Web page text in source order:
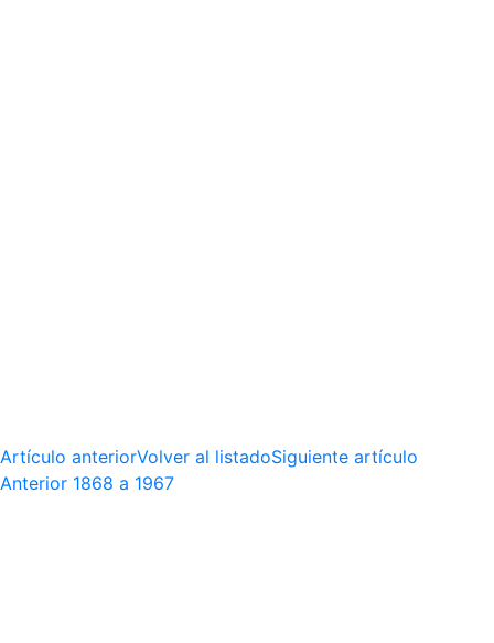
Artículo anteriorVolver al listadoSiguiente artículo
Anterior 1868 a 1967